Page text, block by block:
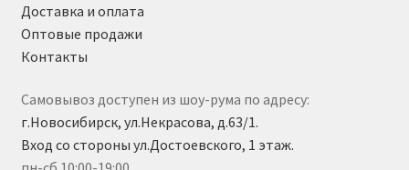
Доставка и оплата
Оптовые продажи
Контакты
Самовывоз доступен из шоу-рума по адресу:
г.Новосибирск, ул.Некрасова, д.63/1.
Вход со стороны ул.Достоевского, 1 этаж.